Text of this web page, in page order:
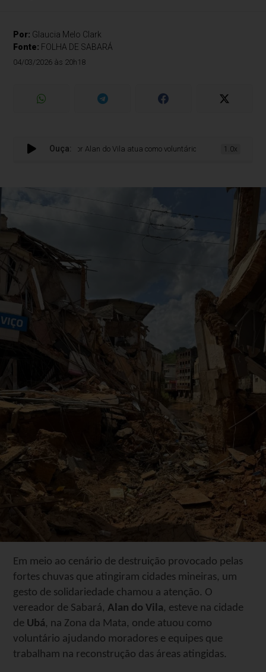
Por: Glaucia Melo Clark
Fonte: FOLHA DE SABARÁ
04/03/2026 às 20h18
Ouça:
Vereador Alan do Vila atua como voluntário em cidades devastadas
1.0x
Em meio ao cenário de destruição provocado pelas
fortes chuvas que atingiram cidades mineiras, um
gesto de solidariedade chamou a atenção. O
vereador de Sabará,Alan do Vila, esteve na cidade
de Ubá, na Zona da Mata, onde atuou como
voluntário ajudando moradores e equipes que
trabalham na reconstrução das áreas atingidas.